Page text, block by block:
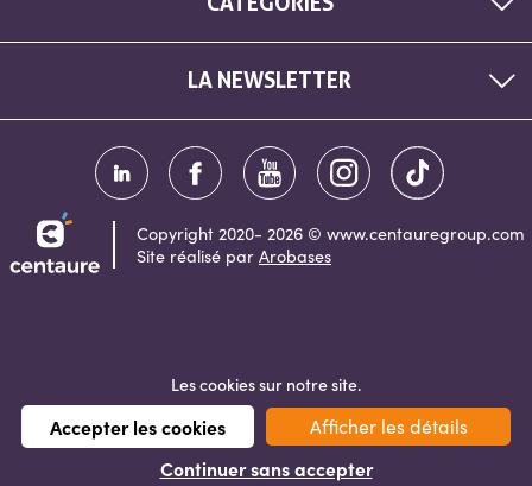
LA NEWSLETTER
Copyright 2020- 2026 © www.centauregroup.com
Site réalisé par Arobases
Les cookies sur notre site.
Accepter les cookies Afficher les détails
Continuer sans accepter